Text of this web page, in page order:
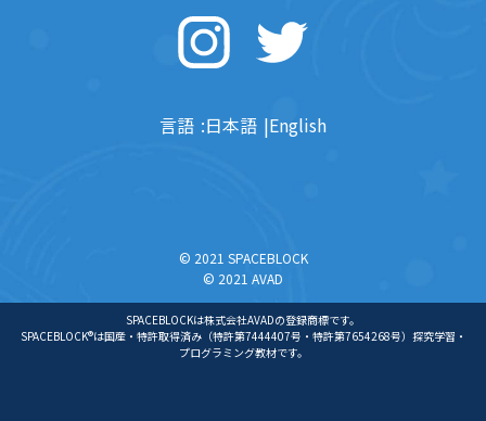
言語 日本語 English
© 2021 SPACEBLOCK
© 2021 AVAD
SPACEBLOCKは株式会社AVADの登録商標です。
SPACEBLOCK®は国産・特許取得済み（特許第7444407号・特許第7654268号）探究学習・
プログラミング教材です。